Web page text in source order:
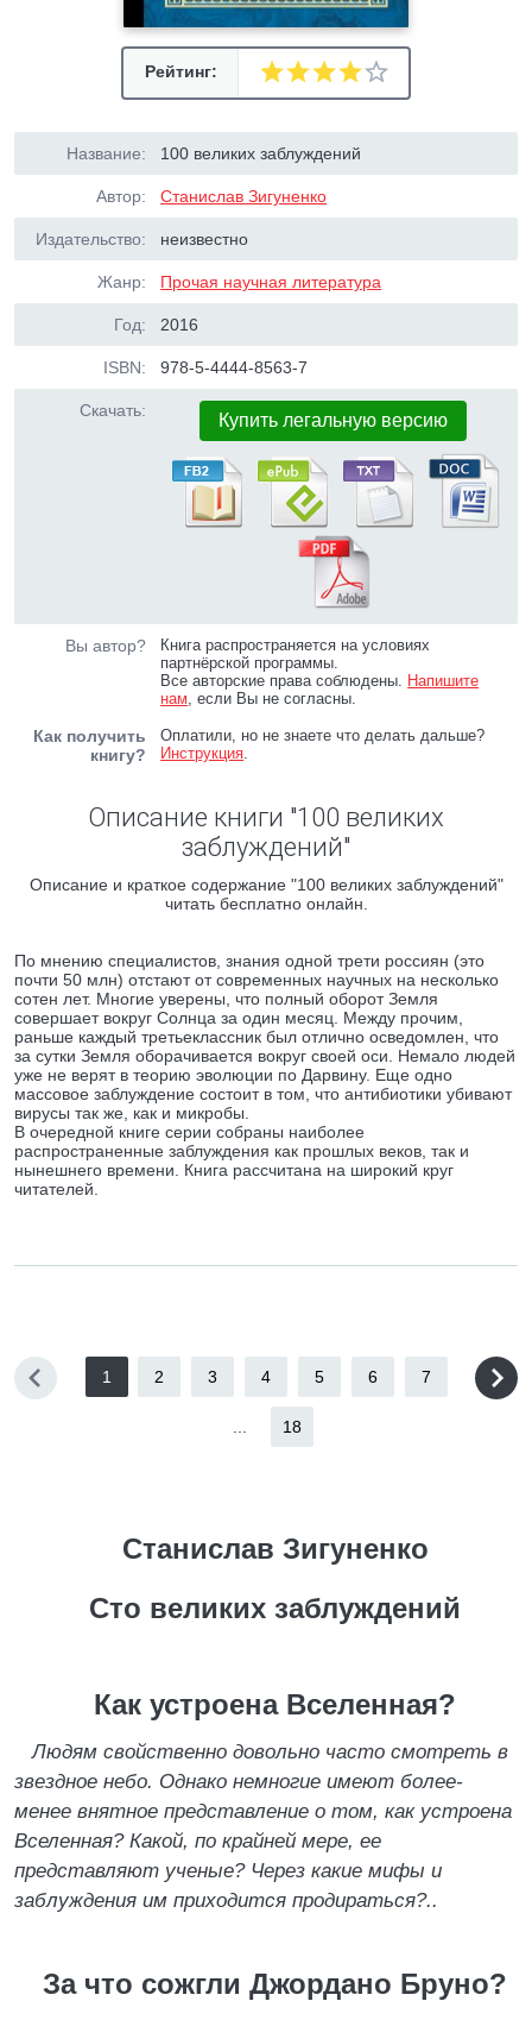
Рейтинг:
Название: 100 великих заблуждений
Автор: Станислав Зигуненко
Издательство: неизвестно
Жанр: Прочая научная литература
Год: 2016
ISBN: 978-5-4444-8563-7
Скачать: Купить легальную версию
Вы автор?
Книга распространяется на условиях
партнёрской программы.
Все авторские права соблюдены. Напишите
нам, если Вы не согласны.
Как получить
книгу?
Оплатили, но не знаете что делать дальше?
Инструкция.
Описание книги "100 великих
заблуждений"
Описание и краткое содержание "100 великих заблуждений"
читать бесплатно онлайн.
По мнению специалистов, знания одной трети россиян (это
почти 50 млн) отстают от современных научных на несколько
сотен лет. Многие уверены, что полный оборот Земля
совершает вокруг Солнца за один месяц. Между прочим,
раньше каждый третьеклассник был отлично осведомлен, что
за сутки Земля оборачивается вокруг своей оси. Немало людей
уже не верят в теорию эволюции по Дарвину. Еще одно
массовое заблуждение состоит в том, что антибиотики убивают
вирусы так же, как и микробы.
В очередной книге серии собраны наиболее
распространенные заблуждения как прошлых веков, так и
нынешнего времени. Книга рассчитана на широкий круг
читателей.
1 2 3 4 5 6 7
18
Станислав Зигуненко
Сто великих заблуждений
Как устроена Вселенная?
Людям свойственно довольно часто смотреть в
звездное небо. Однако немногие имеют более-
менее внятное представление о том, как устроена
Вселенная? Какой, по крайней мере, ее
представляют ученые? Через какие мифы и
заблуждения им приходится продираться?..
За что сожгли Джордано Бруно?